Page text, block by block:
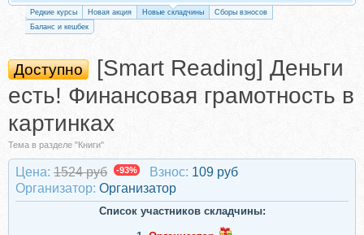
Редкие курсы Новая акция Новые складчины
Сборы взносов
Баланс и кешбек
Доступно
[Smart Reading] Деньги
есть! Финансовая грамотность в
картинках
Тема в разделе "Книги"
Цена: 1524 руб -93% Взнос: 109 руб
Организатор: Организатор
Список участников складчины: